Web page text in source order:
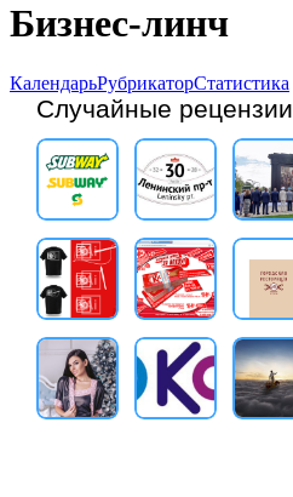
Бизнес-линч
КалендарьРубрикаторСтатистика
Случайные рецензии